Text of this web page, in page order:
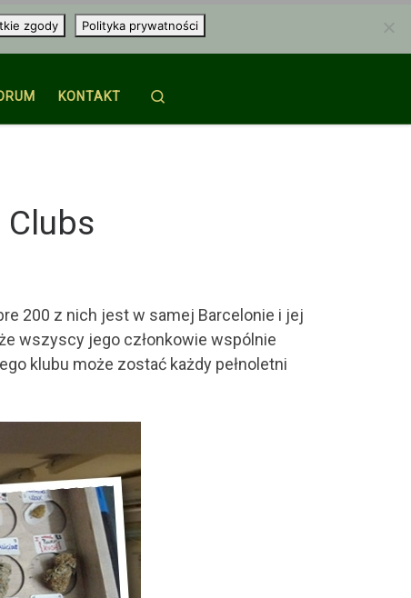
KONTAKT
200 z nich jest w samej Barcelonie i jej
wszyscy jego członkowie wspólnie
klubu może zostać każdy pełnoletni
zgody Polityka prywatności